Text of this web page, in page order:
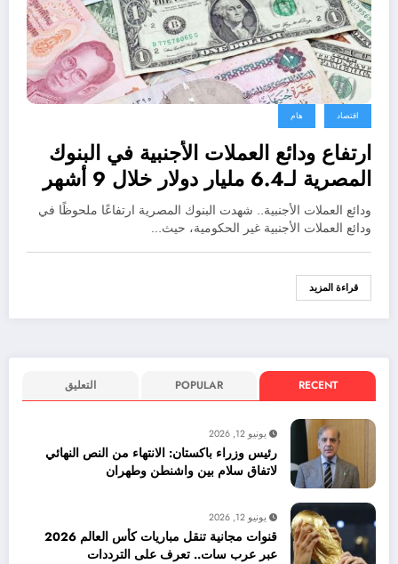
اقتصاد هام
ارتفاع ودائع العملات الأجنبية في البنوك
المصرية لـ6.4 مليار دولار خلال 9 أشهر
ودائع العملات الأجنبية.. شهدت البنوك المصرية ارتفاعًا ملحوظًا في
ودائع العملات الأجنبية غير الحكومية، حيث…
قراءة المزيد
RECENT
POPULAR التعليق
يونيو 12, 2026
رئيس وزراء باكستان: الانتهاء من النص النهائي
لاتفاق سلام بين واشنطن وطهران
يونيو 12, 2026
قنوات مجانية تنقل مباريات كأس العالم 2026
عبر عرب سات.. تعرف على الترددات